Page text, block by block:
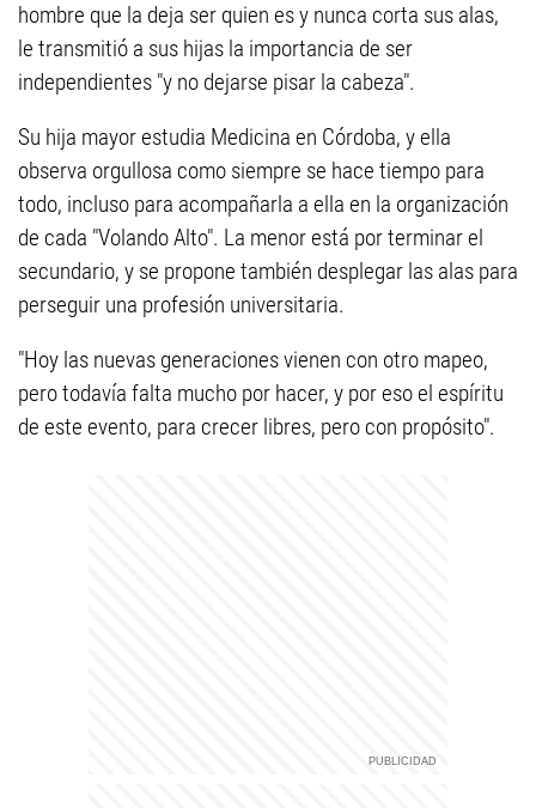
hombre que la deja ser quien es y nunca corta sus alas,
le transmitió a sus hijas la importancia de ser
independientes "y no dejarse pisar la cabeza".
Su hija mayor estudia Medicina en Córdoba, y ella
observa orgullosa como siempre se hace tiempo para
todo, incluso para acompañarla a ella en la organización
de cada "Volando Alto". La menor está por terminar el
secundario, y se propone también desplegar las alas para
perseguir una profesión universitaria.
"Hoy las nuevas generaciones vienen con otro mapeo,
pero todavía falta mucho por hacer, y por eso el espíritu
de este evento, para crecer libres, pero con propósito".